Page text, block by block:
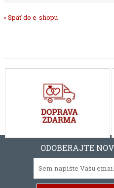
« Späť do e-shopu
ODOBERAJTE